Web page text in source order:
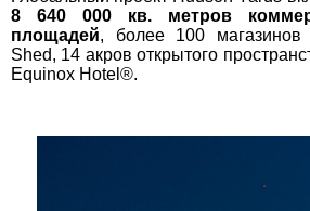
8 640 000 кв. метров
площадей, более 100
Shed, 14 акров открытого
Equinox Hotel®.